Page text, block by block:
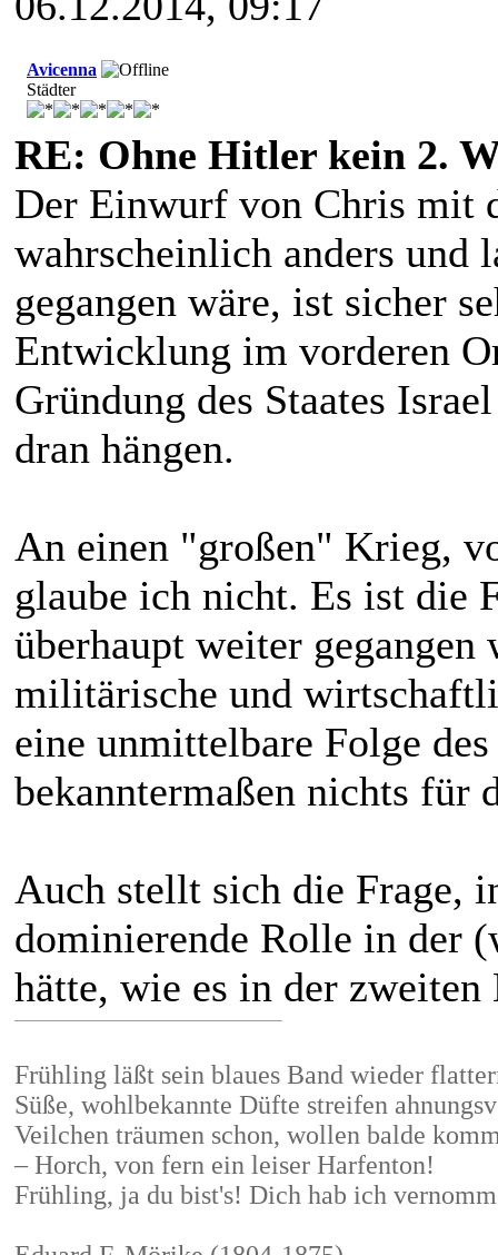
Avicenna
Städter
RE: Ohne Hitler kein 2.
Der Einwurf von Chris mit
wahrscheinlich anders und
gegangen wäre, ist sicher
Entwicklung im vorderen
Gründung des Staates
dran hängen.
An einen "großen" Krieg,
glaube ich nicht. Es ist die
überhaupt weiter gegangen
militärische und
eine unmittelbare Folge
bekanntermaßen nichts für
Auch stellt sich die Frage,
dominierende Rolle in der
hätte, wie es in der
Frühling läßt sein blaues Band wieder
Süße, wohlbekannte Düfte streifen
Veilchen träumen schon, wollen balde
– Horch, von fern ein leiser Harfenton!
Frühling, ja du bist's! Dich hab ich